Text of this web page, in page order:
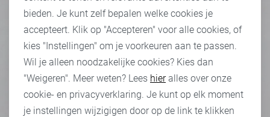
bieden. Je kunt zelf bepalen welke cookies je
accepteert. Klik op "Accepteren" voor alle cookies, of
kies "Instellingen" om je voorkeuren aan te passen.
Wil je alleen noodzakelijke cookies? Kies dan
"Weigeren". Meer weten? Lees hieralles over onze
cookie- en privacyverklaring. Je kunt op elk moment
je instellingen wijzigigen door op de link te klikken